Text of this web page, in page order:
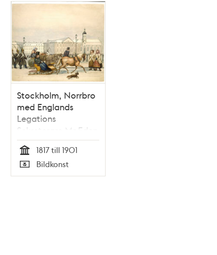
Stockholm, Norrbro
med Englands
Legations
Sekreterare Mr Eden
i sin släde
Tid
1817 till 1901
Typ
Bildkonst